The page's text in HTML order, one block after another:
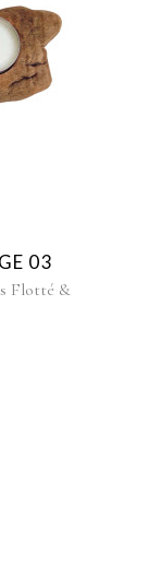
03
Flotté &